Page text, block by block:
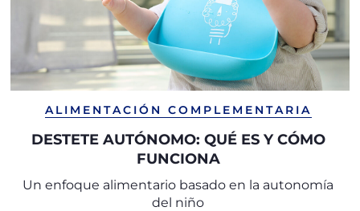
ALIMENTACIÓN COMPLEMENTARIA
DESTETE AUTÓNOMO: QUÉ ES Y CÓMO
FUNCIONA
Un enfoque alimentario basado en la autonomía
del niño